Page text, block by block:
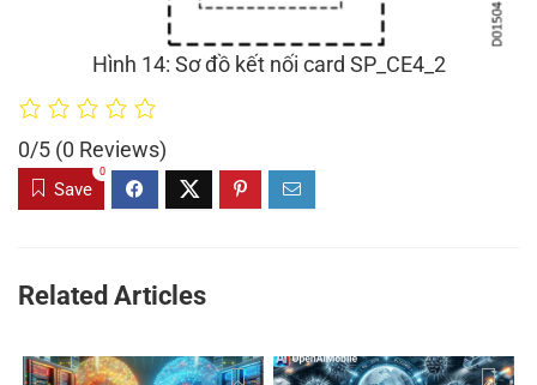
Hình 14: Sơ đồ kết nối card SP_CE4_2
0/5 (0 Reviews)
Save
0
Related Articles